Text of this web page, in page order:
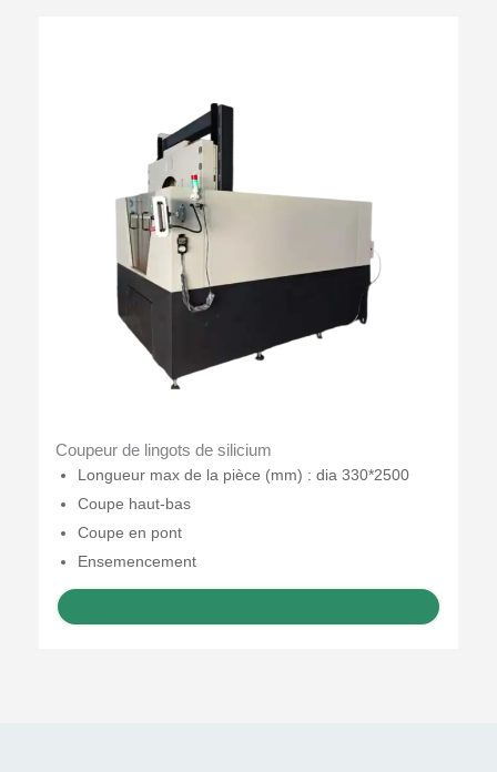
Coupeur de lingots de silicium
Longueur max de la pièce (mm) : dia 330*2500
Coupe haut-bas
Coupe en pont
Ensemencement